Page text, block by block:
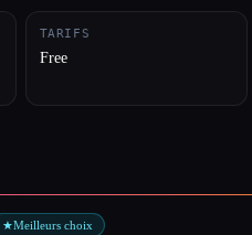
TARIFS
Free
★Meilleurs choix